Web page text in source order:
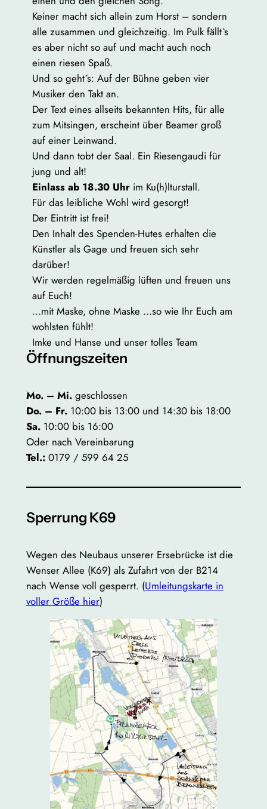
Keiner macht sich allein zum Horst – sondern
alle zusammen und gleichzeitig. Im Pulk fällt`s
es aber nicht so auf und macht auch noch
einen riesen Spaß.
Und so geht´s: Auf der Bühne geben vier
Musiker den Takt an.
Der Text eines allseits bekannten Hits, für alle
zum Mitsingen, erscheint über Beamer groß
auf einer Leinwand.
Und dann tobt der Saal. Ein Riesengaudi für
jung und alt!
Einlass ab 18.30 Uhrim Ku(h)lturstall.
Für das leibliche Wohl wird gesorgt!
Der Eintritt ist frei!
Den Inhalt des Spenden-Hutes erhalten die
Künstler als Gage und freuen sich sehr
darüber!
Wir werden regelmäßig lüften und freuen uns
auf Euch!
…mit Maske, ohne Maske …so wie Ihr Euch am
wohlsten fühlt!
Imke und Hanse und unser tolles Team
Öffnungszeiten
Mo. – Mi.geschlossen
Do. – Fr. 10:00 bis 13:00 und 14:30 bis 18:00
Sa.10:00 bis 16:00
Oder nach Vereinbarung
Tel.:0179 / 599 64 25
Sperrung K69
Wegen des Neubaus unserer Ersebrücke ist die
Wenser Allee (K69) als Zufahrt von der B214
nach Wense voll gesperrt. (Umleitungskarte in
voller Größe hier)